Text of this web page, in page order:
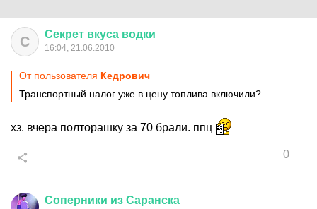
С Секрет вкуса водки
16:04, 21.06.2010
От пользователя Кедрович
Транспортный налог уже в цену топлива включили?
хз. вчера полторашку за 70 брали. ппц
0
Соперники из Саранска